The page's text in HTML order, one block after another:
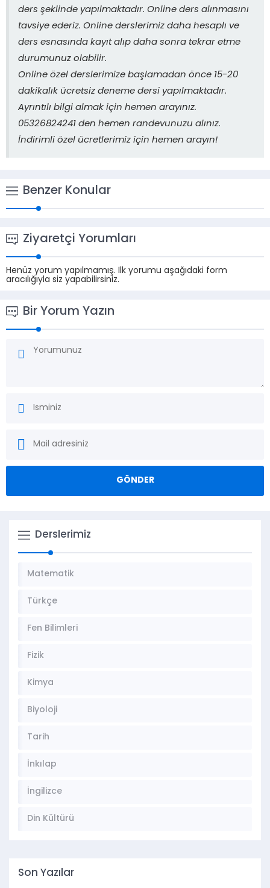
ders şeklinde yapılmaktadır. Online ders alınmasını
tavsiye ederiz. Online derslerimiz daha hesaplı ve
ders esnasında kayıt alıp daha sonra tekrar etme
durumunuz olabilir.
Online özel derslerimize başlamadan önce 15-20
dakikalık ücretsiz deneme dersi yapılmaktadır.
Ayrıntılı bilgi almak için hemen arayınız.
05326824241 den hemen randevunuzu alınız.
İndirimli özel ücretlerimiz için hemen arayın!
Benzer Konular
Ziyaretçi Yorumları
Henüz yorum yapılmamış. İlk yorumu aşağıdaki form
aracılığıyla siz yapabilirsiniz.
Bir Yorum Yazın
Derslerimiz
Matematik
Türkçe
Fen Bilimleri
Fizik
Kimya
Biyoloji
Tarih
İnkılap
İngilizce
Din Kültürü
Son Yazılar